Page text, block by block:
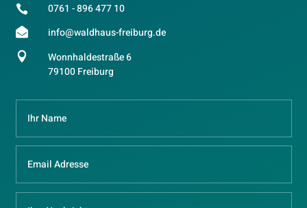
 0761 - 896 477 10
 info@waldhaus-freiburg.de

Wonnhaldestraße 6
79100 Freiburg